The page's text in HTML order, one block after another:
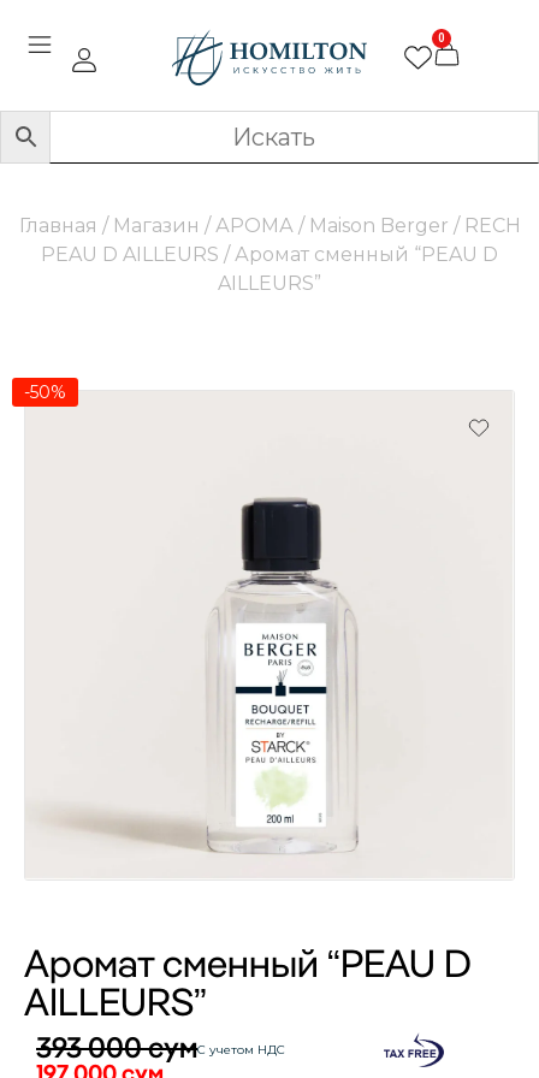
0
Главная / Магазин / АРОМА/ Maison Berger / RECH
PEAU D AILLEURS / Аромат сменный “PEAU D
AILLEURS”
-50%
Аромат сменный “PEAU D
AILLEURS”
393 000сумС учетом НДС